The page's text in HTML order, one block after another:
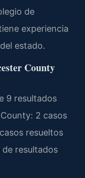
de
experiencia
estado.
County
9 resultados
2 casos
resueltos
resultados